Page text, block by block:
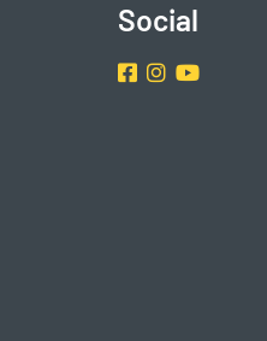
Social
Facebook
Instragram
Youtube